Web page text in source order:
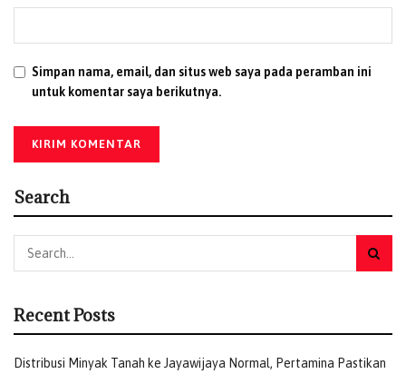
Simpan nama, email, dan situs web saya pada peramban ini
untuk komentar saya berikutnya.
Search
Recent Posts
Distribusi Minyak Tanah ke Jayawijaya Normal, Pertamina Pastikan